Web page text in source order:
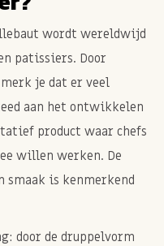
wordt wereldwijd
patissiers. Door
je dat er veel
aan het ontwikkelen
product waar chefs
willen werken. De
is kenmerkend
: door de druppelvorm